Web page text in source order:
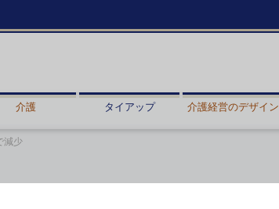
介護 タイアップ 介護経営のデザイン
減少